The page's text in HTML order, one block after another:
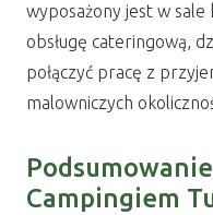
wyposażony jest w sale
obsługę cateringową,
połączyć pracę z
malowniczych
Campingiem